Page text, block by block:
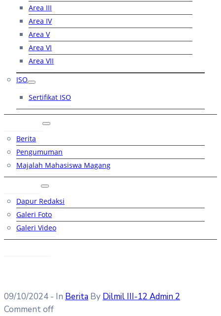
Area III
Area IV
Area V
Area VI
Area VII
ISO
Sertifikat ISO
Berita
Pengumuman
Majalah Mahasiswa Magang
Dapur Redaksi
Galeri Foto
Galeri Video
09/10/2024 - In Berita By Dilmil III-12 Admin 2
Comment off